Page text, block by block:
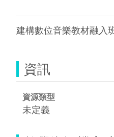
建構數位音樂教材融入
資訊
資源類型
未定義